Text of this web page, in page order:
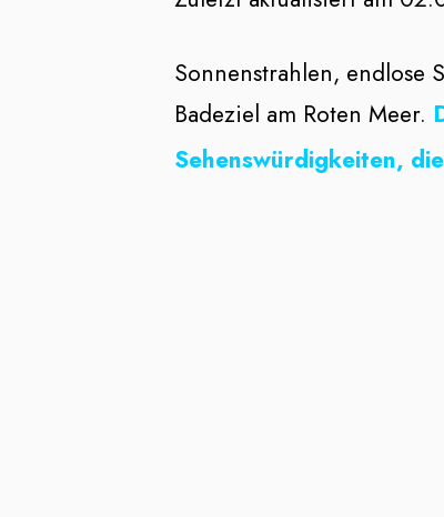
Sonnenstrahlen, endlose
Badeziel am Roten Meer.
Sehenswürdigkeiten,